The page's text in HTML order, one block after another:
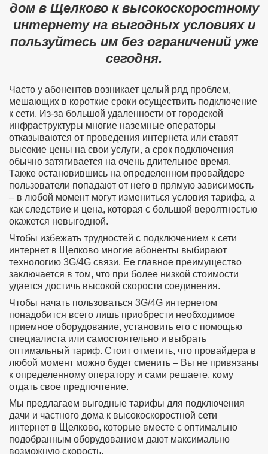
дом в Щелково к высокоскоростному
интернету на выгодных условиях и
пользуйтесь им без ограничений уже
сегодня.
Часто у абонентов возникает целый ряд проблем,
мешающих в короткие сроки осуществить подключение
к сети. Из-за большой удаленности от городской
инфраструктуры многие наземные операторы
отказываются от проведения интернета или ставят
высокие цены на свои услуги, а срок подключения
обычно затягивается на очень длительное время.
Также остановившись на определенном провайдере
пользователи попадают от него в прямую зависимость
– в любой момент могут измениться условия тарифа, а
как следствие и цена, которая с большой вероятностью
окажется невыгодной.
Чтобы избежать трудностей с подключением к сети
интернет в Щелково многие абоненты выбирают
технологию 3G/4G связи. Ее главное преимущество
заключается в том, что при более низкой стоимости
удается достичь высокой скорости соединения.
Чтобы начать пользоваться 3G/4G интернетом
понадобится всего лишь приобрести необходимое
приемное оборудование, установить его с помощью
специалиста или самостоятельно и выбрать
оптимальный тариф. Стоит отметить, что провайдера в
любой момент можно будет сменить – Вы не привязаны
к определенному оператору и сами решаете, кому
отдать свое предпочтение.
Мы предлагаем выгодные тарифы для подключения
дачи и частного дома к высокоскоростной сети
интернет в Щелково, которые вместе с оптимально
подобранным оборудованием дают максимально
возможную скорость.